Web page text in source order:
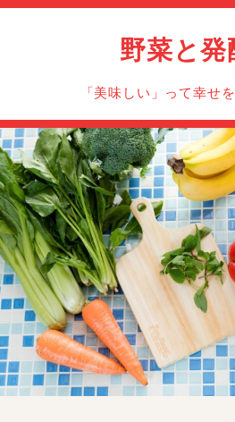
野菜と発
「美味しい」って幸せ